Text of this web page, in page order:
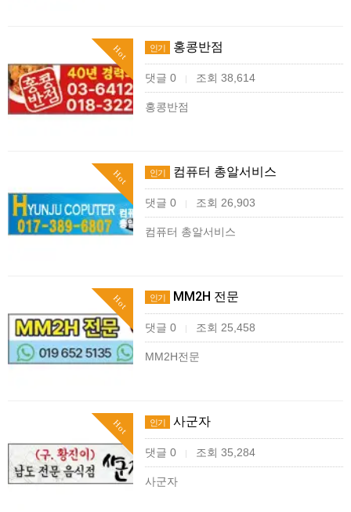
Hot 인기 홍콩반점
댓글 0 | 조회 38,614
홍콩반점
Hot 인기 컴퓨터 총알서비스
댓글 0 | 조회 26,903
컴퓨터 총알서비스
Hot 인기 MM2H 전문
댓글 0 | 조회 25,458
MM2H전문
Hot 인기 사군자
댓글 0 | 조회 35,284
사군자